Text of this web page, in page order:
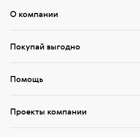
О компании
Покупай выгодно
Помощь
Проекты компании